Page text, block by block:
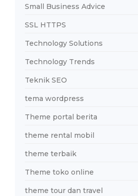
Small Business Advice
SSL HTTPS
Technology Solutions
Technology Trends
Teknik SEO
tema wordpress
Theme portal berita
theme rental mobil
theme terbaik
Theme toko online
theme tour dan travel